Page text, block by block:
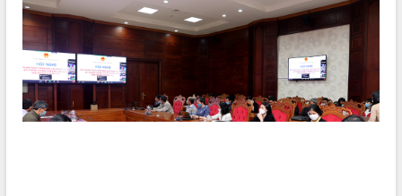
Nam Anh hùng” và trao Huân chương
Lao động
UBND tỉnh Đắk Lắk triển khai nhiệm
vụ 6 tháng cuối năm 2026
Kỳ họp thứ Hai, Hội đồng nhân dân
tỉnh khóa XI quyết nghị nhiều nội dung
quan trọng
ALBUM ẢNH